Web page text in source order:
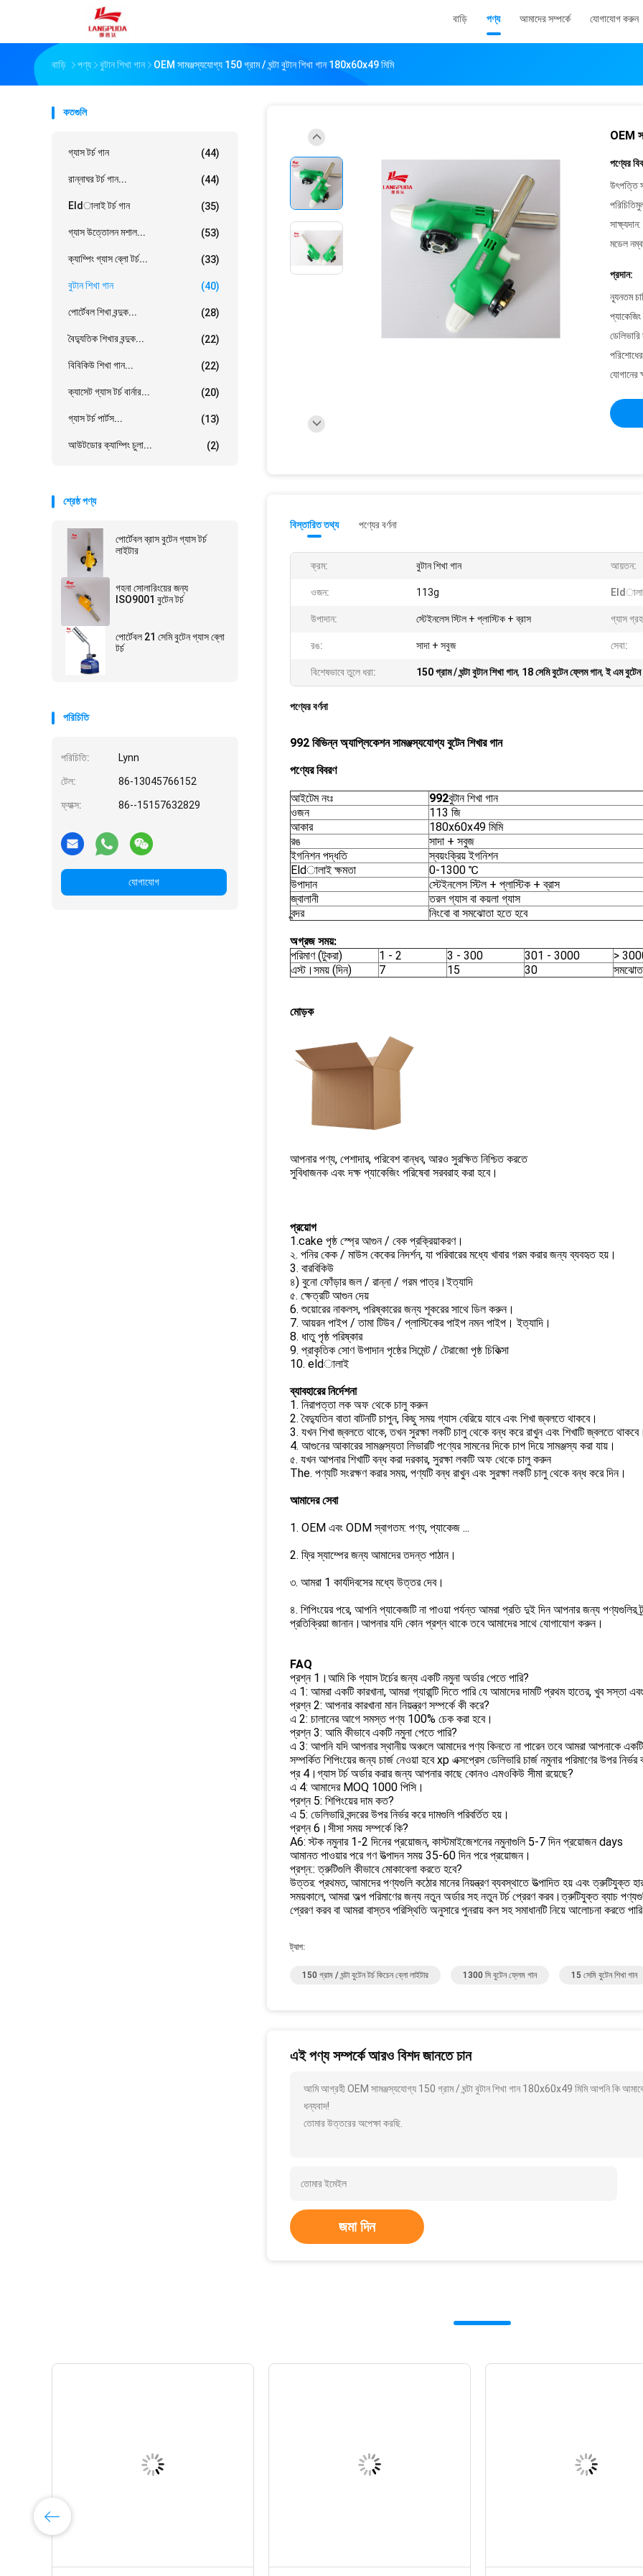
বাড়ি পণ্য আমাদের সম্পর্কে যোগাযোগ করুন
বাড়ি পণ্য বুটান শিখা গান OEM সামঞ্জস্যযোগ্য 150 গ্রাম / ঘন্টা বুটান শিখা গান 180x60x49 মিমি
কতগুলি
গ্যাস টর্চ গান (44)
রান্নাঘর টর্চ গান... (44)
Eldালাই টর্চ গান (35)
গ্যাস উত্তোলন মশাল... (53)
ক্যাম্পিং গ্যাস ব্লো টর্চ... (33)
বুটান শিখা গান (40)
পোর্টেবল শিখা বন্দুক... (28)
বৈদ্যুতিক শিখার বন্দুক... (22)
বিবিকিউ শিখা গান... (22)
ক্যাসেট গ্যাস টর্চ বার্নার... (20)
গ্যাস টর্চ পার্টস... (13)
আউটডোর ক্যাম্পিং চুলা... (2)
শ্রেষ্ঠ পণ্য
পোর্টেবল ব্রাস বুটেন গ্যাস টর্চ
লাইটার
গহনা সোলারিংয়ের জন্য
ISO9001 বুটেন টর্চ
পোর্টেবল 21 সেমি বুটেন গ্যাস ব্লো
টর্চ
পরিচিতি
পরিচিতি: Lynn
টেল: 86-13045766152
ফ্যাক্স: 86--15157632829
যোগাযোগ
OEM
পণ্যের
উৎপত্তি
সাক্ষ্যদান:
মডেল
প্রদান:
ন্যূনতম
যোগানের
বিস্তারিত তথ্য পণ্যের বর্ণনা
ক্রম: বুটান শিখা গান আয়তন:
ওজন: 113g
উপাদান: স্টেইনলেস স্টিল + প্লাস্টিক + ব্রাস গ্যাস
রঙ: সাদা + সবুজ সেবা:
বিশেষভাবে তুলে ধরা: 150 গ্রাম / ঘন্টা বুটান শিখা গান, 18 সেমি বুটেন ফ্লেম গান,ই এম বুটেন
পণ্যের বর্ণনা
992 বিভিন্ন অ্যাপ্লিকেশন সামঞ্জস্যযোগ্য বুটেন শিখার গান
পণ্যের বিবরণ
আইটেম নংঃ 992বুটান শিখা গান
ওজন
113 জি
আকার
180x60x49 মিমি
রঙ
সাদা + সবুজ
ইগনিশন পদ্ধতি
স্বয়ংক্রিয় ইগনিশন
Eldালাই ক্ষমতা
0-1300 ℃
উপাদান
স্টেইনলেস স্টিল + প্লাস্টিক + ব্রাস
জ্বালানী
তরল গ্যাস বা কয়লা গ্যাস
বন্দর
নিংবো বা সমঝোতা হতে হবে
অগ্রজ সময়:
পরিমাণ (টুকরা)
1 - 2 3 - 300 301 - 3000
>
এস্ট।সময় (দিন)
7 15 30
মোড়ক
আপনার পণ্য, পেশাদার, পরিবেশ বান্ধব, আরও সুরক্ষিত নিশ্চিত করতে
সুবিধাজনক এবং দক্ষ প্যাকেজিং পরিষেবা সরবরাহ করা হবে।
প্রয়োগ
1.cake পৃষ্ঠ স্প্রে আগুন / বেক প্রক্রিয়াকরণ।
২. পনির কেক / মাউস কেকের নিদর্শন, যা পরিবারের মধ্যে খাবার গরম করার জন্য ব্যবহৃত হয়।
3. বারবিকিউ
৪) বুনো ফোঁড়ার জল / রান্না / গরম পাত্র।ইত্যাদি
৫. ক্ষেত্রটি আগুন দেয়
6. শুয়োরের নাকলস, পরিষ্কারের জন্য শূকরের সাথে ডিল করুন।
7. আয়রন পাইপ / তামা টিউব / প্লাস্টিকের পাইপ নমন পাইপ। ইত্যাদি।
8. ধাতু পৃষ্ঠ পরিষ্কার
9. প্রাকৃতিক সোণ উপাদান পৃষ্ঠের সিমেন্ট / টেরাজো পৃষ্ঠ চিকিত্সা
10. eldালাই
ব্যাবহারের নির্দেশনা
1. নিরাপত্তা লক অফ থেকে চালু করুন
2. বৈদ্যুতিন বাতা বাটনটি চাপুন, কিছু সময় গ্যাস বেরিয়ে যাবে এবং শিখা জ্বলতে থাকবে।
3. যখন শিখা জ্বলতে থাকে, তখন সুরক্ষা লকটি চালু থেকে বন্ধ করে রাখুন এবং শিখাটি জ্বলতে থাকবে।
4. আগুনের আকারের সামঞ্জস্যতা লিভারটি পণ্যের সামনের দিকে চাপ দিয়ে সামঞ্জস্য করা যায়।
৫. যখন আপনার শিখাটি বন্ধ করা দরকার, সুরক্ষা লকটি অফ থেকে চালু করুন
The. পণ্যটি সংরক্ষণ করার সময়, পণ্যটি বন্ধ রাখুন এবং সুরক্ষা লকটি চালু থেকে বন্ধ করে দিন।
আমাদের সেবা
1. OEM এবং ODM স্বাগতম: পণ্য, প্যাকেজ ...
2. ফ্রি স্যাম্পের জন্য আমাদের তদন্ত পাঠান।
৩. আমরা 1 কার্যদিবসের মধ্যে উত্তর দেব।
৪. শিপিংয়ের পরে, আপনি প্যাকেজটি না পাওয়া পর্যন্ত আমরা প্রতি দুই দিন আপনার জন্য পণ্যগুলির
প্রতিক্রিয়া জানান।আপনার যদি কোন প্রশ্ন থাকে তবে আমাদের সাথে যোগাযোগ করুন।
FAQ
প্রশ্ন 1।আমি কি গ্যাস টর্চের জন্য একটি নমুনা অর্ডার পেতে পারি?
এ 1: আমরা একটি কারখানা, আমরা গ্যারান্টি দিতে পারি যে আমাদের দামটি প্রথম হাতের, খুব সস্তা
প্রশ্ন 2: আপনার কারখানা মান নিয়ন্ত্রণ সম্পর্কে কী করে?
এ 2: চালানের আগে সমস্ত পণ্য 100% চেক করা হবে।
প্রশ্ন 3: আমি কীভাবে একটি নমুনা পেতে পারি?
এ 3: আপনি যদি আপনার স্থানীয় অঞ্চলে আমাদের পণ্য কিনতে না পারেন তবে আমরা আপনাকে
সম্পর্কিত শিপিংয়ের জন্য চার্জ নেওয়া হবে xp এক্সপ্রেস ডেলিভারি চার্জ নমুনার পরিমাণের উপর নির্ভর
প্র 4।গ্যাস টর্চ অর্ডার করার জন্য আপনার কাছে কোনও এমওকিউ সীমা রয়েছে?
এ 4: আমাদের MOQ 1000 পিসি।
প্রশ্ন 5: শিপিংয়ের দাম কত?
এ 5: ডেলিভারি বন্দরের উপর নির্ভর করে দামগুলি পরিবর্তিত হয়।
প্রশ্ন 6।সীসা সময় সম্পর্কে কি?
A6: স্টক নমুনার 1-2 দিনের প্রয়োজন, কাস্টমাইজেশনের নমুনাগুলি 5-7 দিন প্রয়োজন days
আমানত পাওয়ার পরে গণ উত্পাদন সময় 35-60 দিন পরে প্রয়োজন।
প্রশ্ন:: ত্রুটিগুলি কীভাবে মোকাবেলা করতে হবে?
উত্তর: প্রথমত, আমাদের পণ্যগুলি কঠোর মানের নিয়ন্ত্রণ ব্যবস্থাতে উত্পাদিত হয় এবং ত্রুটিযুক্ত
সময়কালে, আমরা অল্প পরিমাণের জন্য নতুন অর্ডার সহ নতুন টর্চ প্রেরণ করব।ত্রুটিযুক্ত ব্যাচ
প্রেরণ করব বা আমরা বাস্তব পরিস্থিতি অনুসারে পুনরায় কল সহ সমাধানটি নিয়ে আলোচনা করতে
ট্যাগ:
150 গ্রাম / ঘন্টা বুটেন টর্চ কিচেন ব্লো লাইটার 1300 সি বুটেন ফ্লেম গান 15 সেমি বুটেন শিখা গান
এই পণ্য সম্পর্কে আরও বিশদ জানতে চান
আমি আগ্রহী OEM সামঞ্জস্যযোগ্য 150 গ্রাম / ঘন্টা বুটান শিখা গান 180x60x49 মিমি আপনি কি
ধন্যবাদ!
তোমার উত্তরের অপেক্ষা করছি.
জমা দিন